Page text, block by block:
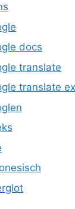
docs
translate
translate